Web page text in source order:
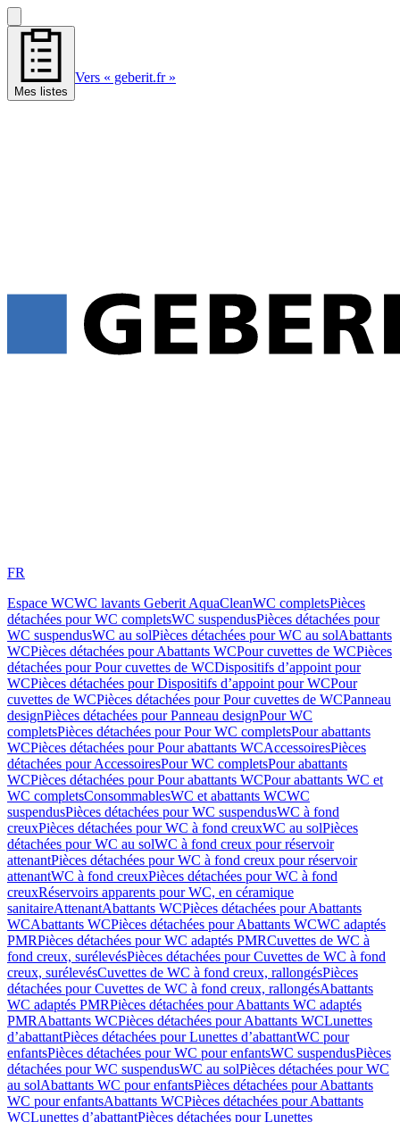
Mes listes
Vers « geberit.fr »
FR
Espace WCWC lavants Geberit AquaCleanWC completsPièces
détachées pour WC completsWC suspendusPièces détachées pour
WC suspendusWC au solPièces détachées pour WC au solAbattants
WCPièces détachées pour Abattants WCPour cuvettes de WCPièces
détachées pour Pour cuvettes de WCDispositifs d’appoint pour
WCPièces détachées pour Dispositifs d’appoint pour WCPour
cuvettes de WCPièces détachées pour Pour cuvettes de WCPanneau
designPièces détachées pour Panneau designPour WC
completsPièces détachées pour Pour WC completsPour abattants
WCPièces détachées pour Pour abattants WCAccessoiresPièces
détachées pour AccessoiresPour WC completsPour abattants
WCPièces détachées pour Pour abattants WCPour abattants WC et
WC completsConsommablesWC et abattants WCWC
suspendusPièces détachées pour WC suspendusWC à fond
creuxPièces détachées pour WC à fond creuxWC au solPièces
détachées pour WC au solWC à fond creux pour réservoir
attenantPièces détachées pour WC à fond creux pour réservoir
attenantWC à fond creuxPièces détachées pour WC à fond
creuxRéservoirs apparents pour WC, en céramique
sanitaireAttenantAbattants WCPièces détachées pour Abattants
WCAbattants WCPièces détachées pour Abattants WCWC adaptés
PMRPièces détachées pour WC adaptés PMRCuvettes de WC à
fond creux, surélevésPièces détachées pour Cuvettes de WC à fond
creux, surélevésCuvettes de WC à fond creux, rallongésPièces
détachées pour Cuvettes de WC à fond creux, rallongésAbattants
WC adaptés PMRPièces détachées pour Abattants WC adaptés
PMRAbattants WCPièces détachées pour Abattants WCLunettes
d’abattantPièces détachées pour Lunettes d’abattantWC pour
enfantsPièces détachées pour WC pour enfantsWC suspendusPièces
détachées pour WC suspendusWC au solPièces détachées pour WC
au solAbattants WC pour enfantsPièces détachées pour Abattants
WC pour enfantsAbattants WCPièces détachées pour Abattants
WCLunettes d’abattantPièces détachées pour Lunettes